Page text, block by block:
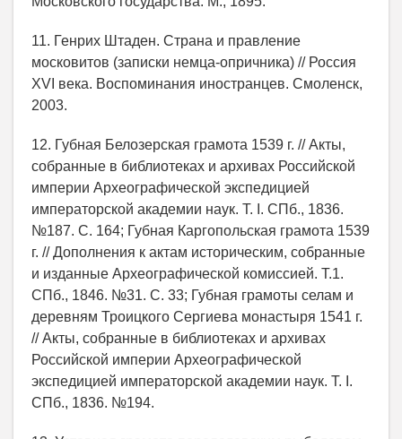
11. Генрих Штаден. Страна и правление
московитов (записки немца-опричника) // Россия
XVI века. Воспоминания иностранцев. Смоленск,
2003.
12. Губная Белозерская грамота 1539 г. // Акты,
собранные в библиотеках и архивах Российской
империи Археографической экспедицией
императорской академии наук. Т. I. СПб., 1836.
№187. С. 164; Губная Каргопольская грамота 1539
г. // Дополнения к актам историческим, собранные
и изданные Археографической комиссией. Т.1.
СПб., 1846. №31. С. 33; Губная грамоты селам и
деревням Троицкого Сергиева монастыря 1541 г.
// Акты, собранные в библиотеках и архивах
Российской империи Археографической
экспедицией императорской академии наук. Т. I.
СПб., 1836. №194.